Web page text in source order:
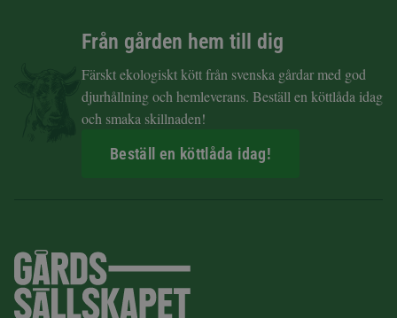
Från gården hem till dig
Färskt ekologiskt kött från svenska gårdar med god
djurhållning och hemleverans. Beställ en köttlåda idag
och smaka skillnaden!
Beställ en köttlåda idag!